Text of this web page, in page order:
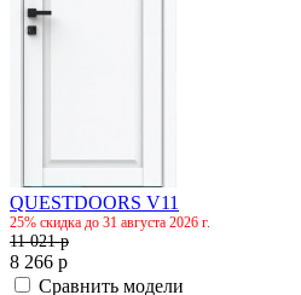
QUESTDOORS V11
25% скидка до 31 августа 2026 г.
11 021p
8 266 p
Сравнить модели